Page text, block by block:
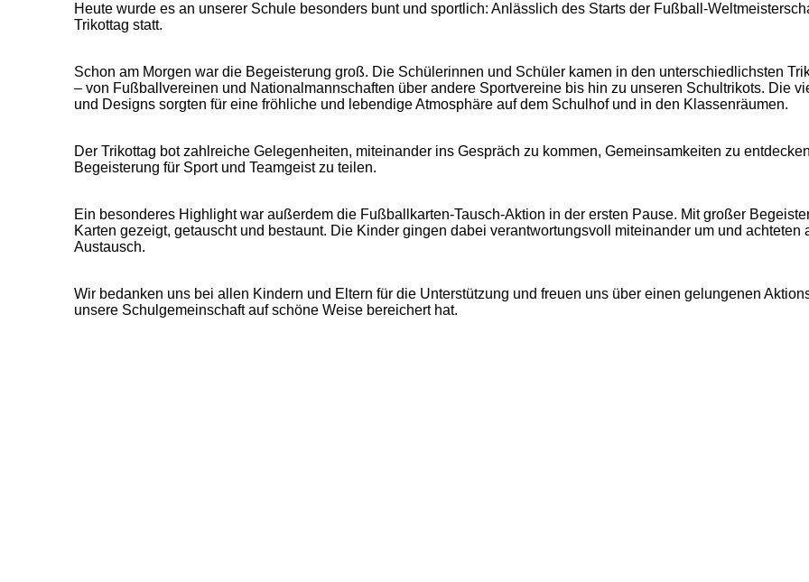
Heute wurde es an unserer Schule besonders bunt und sportlich: Anlässlich des Starts der Fußball-
Trikottag statt.
Schon am Morgen war die Begeisterung groß. Die Schülerinnen und Schüler kamen in den unterschiedlichsten
– von Fußballvereinen und Nationalmannschaften über andere Sportvereine bis hin zu unseren Schultrikots. Die
und Designs sorgten für eine fröhliche und lebendige Atmosphäre auf dem Schulhof und in den Klassenräumen.
Der Trikottag bot zahlreiche Gelegenheiten, miteinander ins Gespräch zu kommen, Gemeinsamkeiten zu
Begeisterung für Sport und Teamgeist zu teilen.
Ein besonderes Highlight war außerdem die Fußballkarten-Tausch-Aktion in der ersten Pause. Mit großer
Karten gezeigt, getauscht und bestaunt. Die Kinder gingen dabei verantwortungsvoll miteinander um und achteten
Austausch.
Wir bedanken uns bei allen Kindern und Eltern für die Unterstützung und freuen uns über einen gelungenen
unsere Schulgemeinschaft auf schöne Weise bereichert hat.